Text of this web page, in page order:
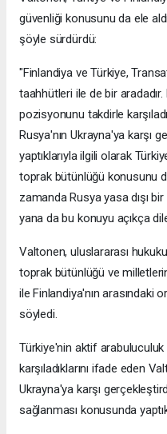
güvenliği konusunu da ele
şöyle sürdürdü:
"Finlandiya ve Türkiye,
taahhütleri ile de bir
pozisyonunu takdirle
Rusya'nın Ukrayna'ya karşı
yaptıklarıyla ilgili olarak
toprak bütünlüğü konusunu
zamanda Rusya yasa dışı
yana da bu konuyu açıkça
Valtonen, uluslararası
toprak bütünlüğü ve
ile Finlandiya'nın arasındaki
söyledi.
Türkiye'nin aktif arabuluculuk
karşıladıklarını ifade eden
Ukrayna'ya karşı
sağlanması konusunda